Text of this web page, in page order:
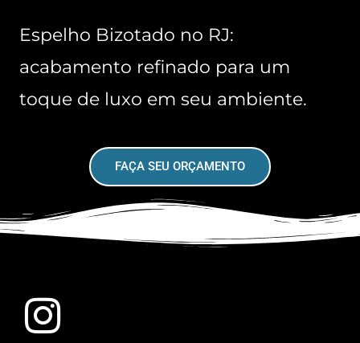
Espelho Bizotado no RJ:
acabamento refinado para um
toque de luxo em seu ambiente.
FAÇA SEU ORÇAMENTO